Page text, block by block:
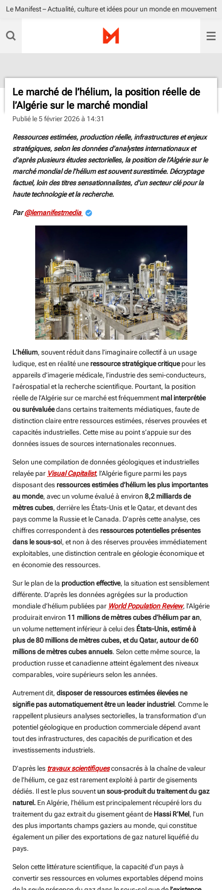
Passer
contenu
Le Manifest – Actualité, culture et idées pour un monde en mouvement
Le marché de l’hélium, la position réelle de
l’Algérie sur le marché mondial
Publié le 5 février 2026 à 14:31
Ressources estimées, production réelle, infrastructures et enjeux
stratégiques, selon les données d’analystes internationaux et
d’après plusieurs études sectorielles, la position de l’Algérie sur le
marché mondial de l’hélium est souvent surestimée. Décryptage
factuel, loin des titres sensationnalistes, d’un secteur clé pour la
haute technologie et la recherche.
Par@lemanifestmedia
L’hélium, souvent réduit dans l’imaginaire collectif à un usage
ludique, est en réalité une ressource stratégique critiquepour les
appareils d’imagerie médicale, l’industrie des semi-conducteurs,
l’aérospatial et la recherche scientifique. Pourtant, la position
réelle de l’Algérie sur ce marché est fréquemmentmal interprétée
ou surévaluéedans certains traitements médiatiques, faute de
distinction claire entre ressources estimées, réserves prouvées et
capacités industrielles. Cette mise au point s’appuie sur des
données issues de sources internationales reconnues.
Selon une compilation de données géologiques et industrielles
relayée par Visual Capitalist, l’Algérie figure parmi les pays
disposant des ressources estimées d’hélium les plus importantes
au monde, avec un volume évalué à environ 8,2 milliards de
mètres cubes, derrière les États-Unis et le Qatar, et devant des
pays comme la Russie et le Canada. D’après cette analyse, ces
chiffres correspondent à des ressources potentielles présentes
dans le sous-sol, et non à des réserves prouvées immédiatement
exploitables, une distinction centrale en géologie économique et
en économie des ressources.
Sur le plan de la production effective, la situation est sensiblement
différente. D’après les données agrégées sur la production
mondiale d’hélium publiées par World Population Review, l’Algérie
produirait environ 11 millions de mètres cubes d’hélium par an,
un volume nettement inférieur à celui des États-Unis, estimé à
plus de 80 millions de mètres cubes, et du Qatar, autour de 60
millions de mètres cubes annuels. Selon cette même source, la
production russe et canadienne atteint également des niveaux
comparables, voire supérieurs selon les années.
Autrement dit, disposer de ressources estimées élevées ne
signifie pas automatiquement être un leader industriel. Comme le
rappellent plusieurs analyses sectorielles, la transformation d’un
potentiel géologique en production commerciale dépend avant
tout des infrastructures, des capacités de purification et des
investissements industriels.
D’après les travaux scientifiquesconsacrés à la chaîne de valeur
de l’hélium, ce gaz est rarement exploité à partir de gisements
dédiés. Il est le plus souventun sous-produit du traitement du gaz
naturel. En Algérie, l’hélium est principalement récupéré lors du
traitement du gaz extrait du gisement géant de Hassi R’Mel, l’un
des plus importants champs gaziers au monde, qui constitue
également un pilier des exportations de gaz naturel liquéfié du
pays.
Selon cette littérature scientifique, la capacité d’un pays à
convertir ses ressources en volumes exportables dépend moins